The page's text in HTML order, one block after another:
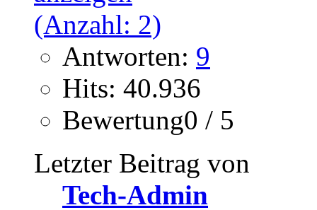
Antworten: 9
Hits: 40.936
Bewertung0 / 5
Letzter Beitrag von
Tech-Admin